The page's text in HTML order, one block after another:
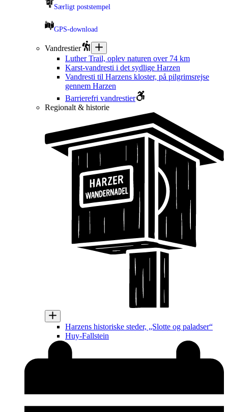
Særligt poststempel
GPS-download
Vandrestier
Luther Trail, oplev naturen over 74 km
Karst-vandresti i det sydlige Harzen
Vandresti til Harzens kloster, på pilgrimsrejse
gennem Harzen
Barrierefri vandrestier
Regionalt & historie
Harzens historiske steder, „Slotte og paladser“
Huy-Fallstein